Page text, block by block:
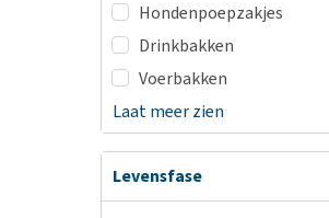
Hondenpoepzakjes
Drinkbakken
Voerbakken
Laat meer zien
Levensfase